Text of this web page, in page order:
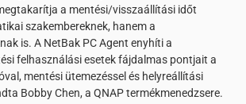
a mentési/visszaállítási időt
szakembereknek, hanem a
is. A NetBak PC Agent enyhíti a
felhasználási esetek fájdalmas pontjait a
mentési ütemezéssel és helyreállítási
Bobby Chen, a QNAP termékmenedzsere.